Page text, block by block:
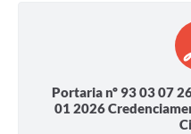
Portaria nº 93 03 07
01 2026